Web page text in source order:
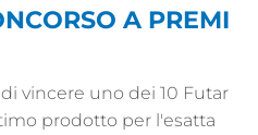
A PREMI
vincere uno dei 10 Futar
prodotto per l'esatta